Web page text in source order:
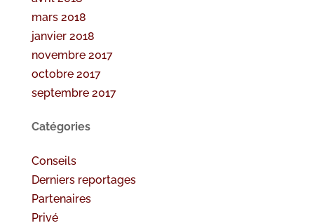
mars 2018
janvier 2018
novembre 2017
octobre 2017
septembre 2017
Catégories
Conseils
Derniers reportages
Partenaires
Privé